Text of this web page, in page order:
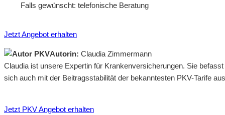
Falls gewünscht: telefonische Beratung
Jetzt Angebot erhalten
Autorin: Claudia Zimmermann
Claudia ist unsere Expertin für Krankenversicherungen. Sie
sich auch mit der Beitragsstabilität der bekanntesten PKV-Tarife
Jetzt PKV Angebot erhalten